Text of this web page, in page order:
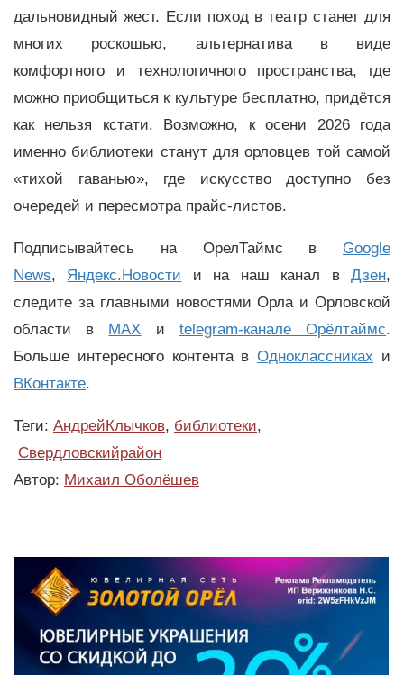
дальновидный жест. Если поход в театр станет для
многих роскошью, альтернатива в виде
комфортного и технологичного пространства, где
можно приобщиться к культуре бесплатно, придётся
как нельзя кстати. Возможно, к осени 2026 года
именно библиотеки станут для орловцев той самой
«тихой гаванью», где искусство доступно без
очередей и пересмотра прайс-листов.
Подписывайтесь на ОрелТаймс в Google
News, Яндекс.Новости и на наш канал вДзен,
следите за главными новостями Орла и Орловской
области в MAX и telegram-канале Орёлтаймс.
Больше интересного контента вОдноклассниках и
ВКонтакте.
Теги: АндрейКлычков, библиотеки,
Свердловскийрайон
Автор: Михаил Оболёшев